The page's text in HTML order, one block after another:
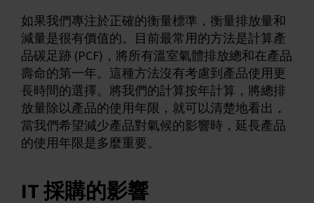
如果我們專注於正確的衡量標準，衡量排放量和
減量是很有價值的。目前最常用的方法是計算產
品碳足跡 (PCF)，將所有溫室氣體排放總和在產品
壽命的第一年。這種方法沒有考慮到產品使用更
長時間的選擇。將我們的計算按年計算，將總排
放量除以產品的使用年限，就可以清楚地看出，
當我們希望減少產品對氣候的影響時，延長產品
的使用年限是多麼重要。
IT 採購的影響